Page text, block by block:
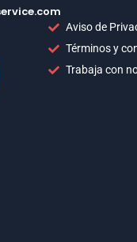
Aviso de
Términos y
Trabaja con